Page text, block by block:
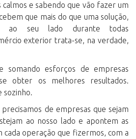
e sabendo que vão fazer um
que mais do que uma solução,
ao seu lado durante todas
exterior trata-se, na verdade,
somando esforços de empresas
se obter os melhores resultados.
sozinho.
de empresas que sejam
ao nosso lado e apontem as
cada operação que fizermos, com a